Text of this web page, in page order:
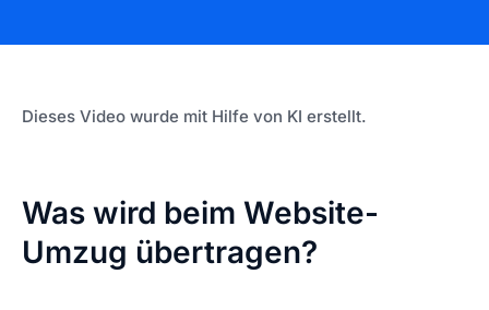
Mit dem Abspielen
Datenschutzhinweise von
Dieses Video wurde mit Hilfe von KI erstellt.
Was wird beim Website-
Umzug übertragen?